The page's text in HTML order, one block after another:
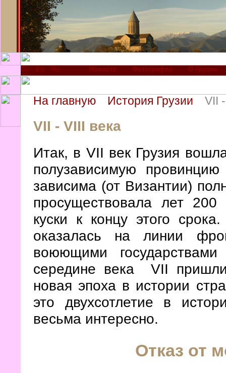
Новости Фотографии О Грузии
На главную История Грузии VII
VII - VIII века
Итак, в VII век Грузия
полузависимую
зависима (от Византии)
просуществовала лет
куски к концу этого
оказалась на линии
воюющими
середине века VII
новая эпоха в истории
это двухсотлетие в
весьма интересно.
Отказ от